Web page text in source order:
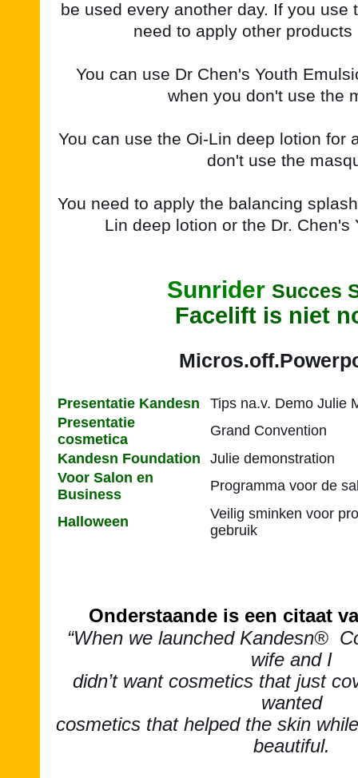
be used every another day. If you use
need to apply other
You can use Dr Chen's Youth
when you don't use the
You can use the Oi-Lin deep lotion for
don't use the
You need to apply the balancing
Lin deep lotion or the Dr. Chen's
SunriderSucces
Facelift is niet
Presentatie Kandesn
Tips na.v. Demo Julie
Presentatie
cosmetica
Grand Convention
Kandesn Foundation
Julie demonstration
Voor Salon en
Business
Programma voor de
Halloween
Veilig sminken voor
gebruik
Onderstaande is een citaat
“When we launched Kandesn®
wife and I
didn’t want cosmetics that just
wanted
cosmetics that helped the skin
beautiful.